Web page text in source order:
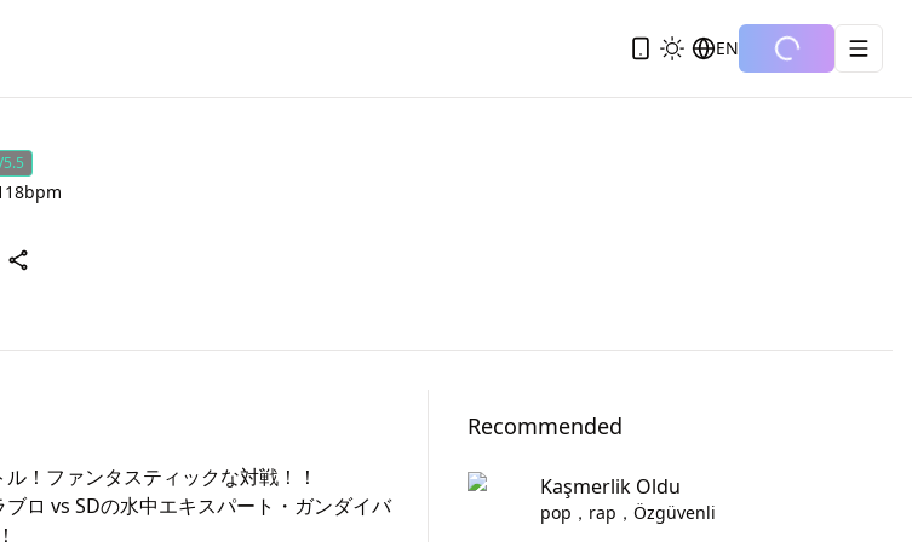
EN
！ファンタスティックな対戦！！
ロ vs SDの水中エキスパート・ガンダイバ
Recommended
Kaşmerlik Oldu
pop，rap，Özgüvenli